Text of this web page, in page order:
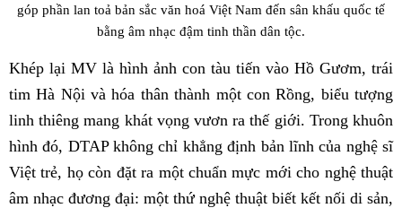
góp phần lan toả bản sắc văn hoá Việt Nam đến sân khấu quốc tế
bằng âm nhạc đậm tinh thần dân tộc.
Khép lại MV là hình ảnh con tàu tiến vào Hồ Gươm, trái
tim Hà Nội và hóa thân thành một con Rồng, biểu tượng
linh thiêng mang khát vọng vươn ra thế giới. Trong khuôn
hình đó, DTAP không chỉ khẳng định bản lĩnh của nghệ sĩ
Việt trẻ, họ còn đặt ra một chuẩn mực mới cho nghệ thuật
âm nhạc đương đại: một thứ nghệ thuật biết kết nối di sản,